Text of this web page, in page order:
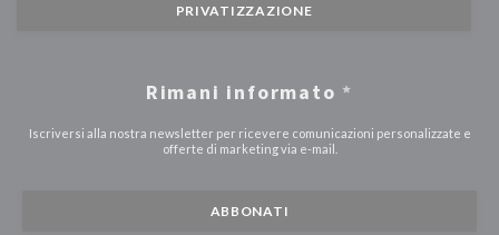
PRIVATIZZAZIONE
Rimani informato *
Iscriversi alla nostra newsletter per ricevere comunicazioni personalizzate e
offerte di marketing via e-mail.
ABBONATI